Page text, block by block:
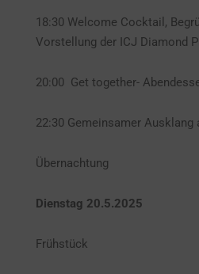
18:30 Welcome Cocktail,
Vorstellung der ICJ Diamond
20:00 Get together-
22:30 Gemeinsamer Ausklang
Übernachtung
Dienstag 20.5.2025
Frühstück